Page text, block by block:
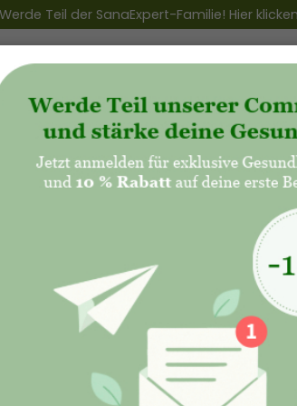
Werde Teil der SanaExpert-Familie! Hier
Club
So kannst du dein